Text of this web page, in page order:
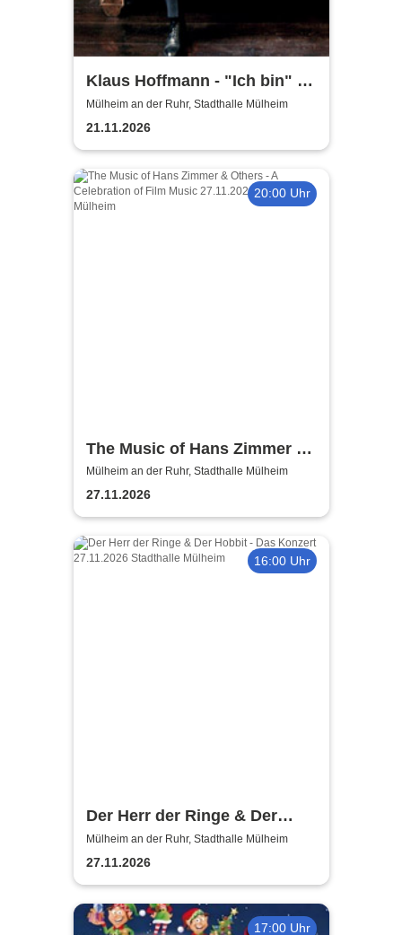
Klaus Hoffmann - "Ich bin" -
Tour 2026
Mülheim an der Ruhr, Stadthalle Mülheim
21.11.2026
20:00 Uhr
The Music of Hans Zimmer &
Others - A Celebration of Film
Music
Mülheim an der Ruhr, Stadthalle Mülheim
27.11.2026
16:00 Uhr
Der Herr der Ringe & Der
Hobbit
Mülheim an der Ruhr, Stadthalle Mülheim
27.11.2026
17:00 Uhr